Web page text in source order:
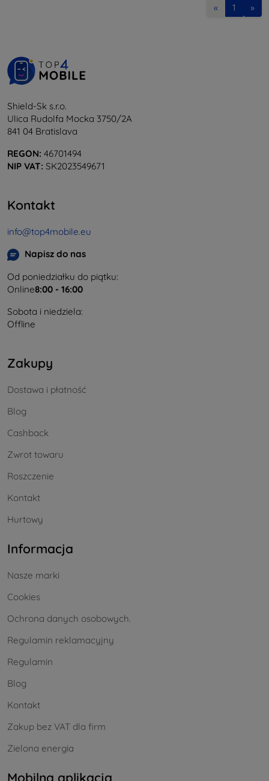
« 1 »
Shield-Sk s.r.o.
Ulica Rudolfa Mocka 3750/2A
841 04 Bratislava
REGON: 46701494
NIP VAT: SK2023549671
Kontakt
info@top4mobile.eu
Napisz do nas
Od poniedziałku do piątku:
Online8:00 - 16:00
Sobota i niedziela:
Offline
Zakupy
Dostawa i płatność
Blog
Cashback
Zwrot towaru
Roszczenie
Kontakt
Hurtowy
Informacja
Nasze marki
Cookies
Ochrona danych osobowych.
Regulamin reklamacyjny
Regulamin
Blog
Kontakt
Zakup bez VAT dla firm
Zielona energia
Mobilna aplikacja